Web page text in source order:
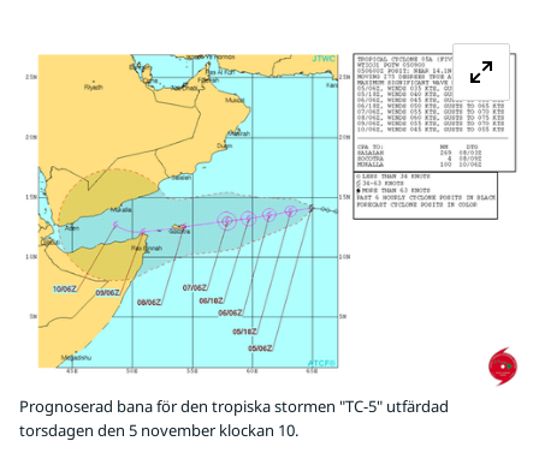
Prognoserad bana för den tropiska stormen "TC-5" utfärdad
torsdagen den 5 november klockan 10.